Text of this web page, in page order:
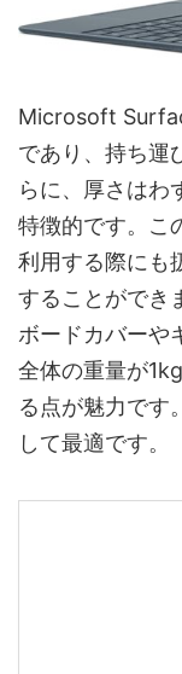
Microsoft
であり、持ち運
らに、厚さはわ
特徴的です。こ
利用する際にも
することができ
ボードカバーや
全体の重量が
る点が魅力です
して最適です。